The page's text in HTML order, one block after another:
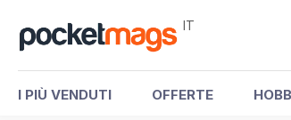
IT
I PIÙ VENDUTI OFFERTE